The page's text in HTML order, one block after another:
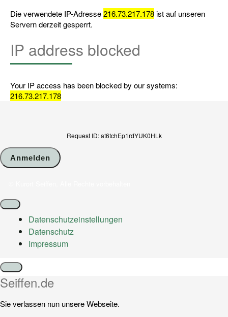
Die verwendete IP-Adresse216.73.217.178ist auf unseren
Servern derzeit gesperrt.
IP address blocked
Your IP access has been blocked by our systems:
216.73.217.178
Request ID: at6tchEp1rdYUK0HLk
Datenschutz­einstellungen
Datenschutz
Impressum
Schließen
Seiffen.de
Sie verlassen nun unsere Webseite.